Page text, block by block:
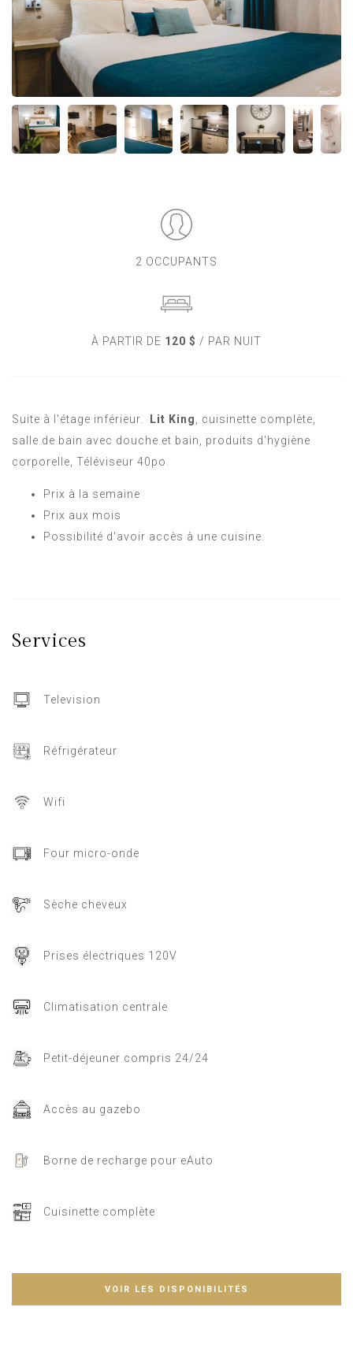
2 OCCUPANTS
À PARTIR DE 120 $ / PAR NUIT
Suite à l'étage inférieur. Lit King
, cuisinette complète,
salle de bain avec douche et bain, produits d'hygiène
corporelle, Téléviseur 40po.
Prix à la semaine
Prix aux mois
Possibilité d'avoir accès à une cuisine.
Services
Television
Réfrigérateur
Wifi
Four micro-onde
Sèche cheveux
Prises électriques 120V
Climatisation centrale
Petit-déjeuner compris 24/24
Accès au gazebo
Borne de recharge pour eAuto
Cuisinette complète
VOIR LES DISPONIBILITÉS